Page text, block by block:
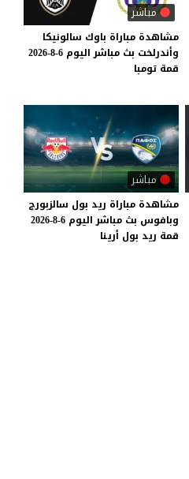
مباشر
مشاهدة مباراة باوك سالونيكا
وأندرلخت بث مباشر اليوم 6-8-2026
قمة تومبا
مباشر
مشاهدة مباراة ريد بول سالزبورج
وبافوس بث مباشر اليوم 6-8-2026
قمة ريد بول أرينا